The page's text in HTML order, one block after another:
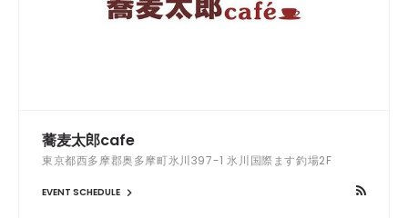
蕎麦太郎cafe
東京都西多摩郡奥多摩町氷川397-1 氷川国際ます釣場2F
EVENT SCHEDULE